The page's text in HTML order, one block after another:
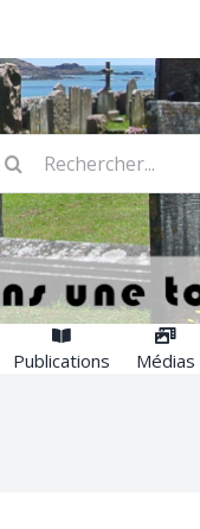
Publications Médias